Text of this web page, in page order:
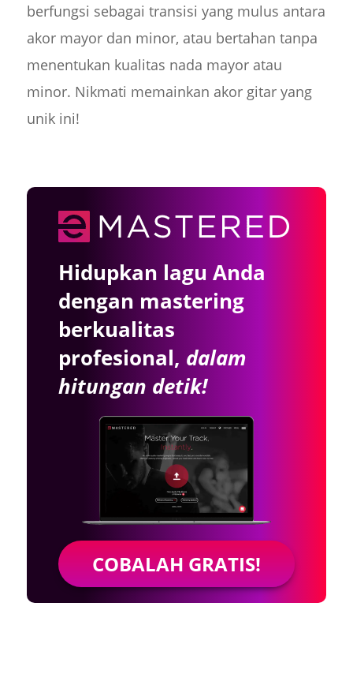
berfungsi sebagai transisi yang mulus antara
akor mayor dan minor, atau bertahan tanpa
menentukan kualitas nada mayor atau
minor. Nikmati memainkan akor gitar yang
unik ini!
Hidupkan lagu Anda
dengan mastering
berkualitas
profesional, dalam
hitungan detik!
COBALAH GRATIS!